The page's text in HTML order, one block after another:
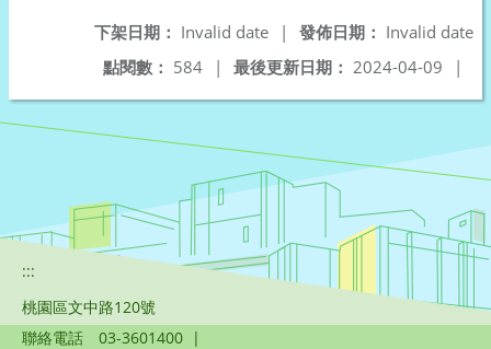
發佈日期： Invalid date
下架日期： Invalid date
|
最後更新日期： 2024-04-09 |
點閱數： 584 |
:::
桃園區文中路120號
聯絡電話
03-3601400 |